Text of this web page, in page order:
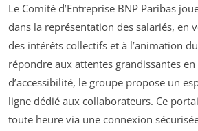
Le Comité d’Entreprise BNP Paribas
dans la représentation des salariés, en
des intérêts collectifs et à l’animation
répondre aux attentes grandissantes
d’accessibilité, le groupe propose un
ligne dédié aux collaborateurs. Ce
toute heure via une connexion